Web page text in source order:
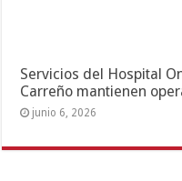
Servicios del Hospital
Carreño mantienen
junio 6, 2026